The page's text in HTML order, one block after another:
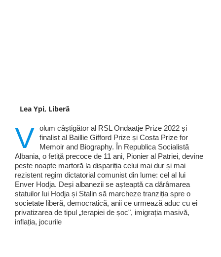
Lea Ypi, Liberă
V olum câștigător al RSL Ondaatje Prize 2022 și
finalist al Baillie Gifford Prize și Costa Prize for
Memoir and Biography. În Republica Socialistă
Albania, o fetiță precoce de 11 ani, Pionier al Patriei, devine
peste noapte martoră la dispariția celui mai dur și mai
rezistent regim dictatorial comunist din lume: cel al lui
Enver Hodja. Deși albanezii se așteaptă ca dărâmarea
statuilor lui Hodja și Stalin să marcheze tranziția spre o
societate liberă, democratică, anii ce urmează aduc cu ei
privatizarea de tipul „terapiei de șoc", imigrația masivă,
inflația, jocurile